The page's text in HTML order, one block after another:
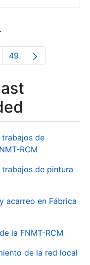
Pages Use
Page
49
de
RCM
de pintura
acarreo en Fábrica
la FNMT-RCM
de la red local